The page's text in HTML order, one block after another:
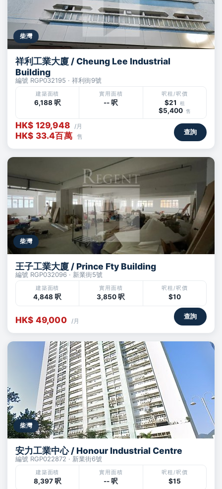
柴灣
祥利工業大廈 / Cheung Lee Industrial
Building
編號 RGP032195 · 祥利街9號
建築面積
6,188 呎
實用面積
-- 呎
呎租/呎價
$21 租
$5,400 售
HK$ 129,948 /月
HK$ 33.4百萬 售
查詢
柴灣
王子工業大廈 / Prince Fty Building
編號 RGP032096 · 新業街5號
建築面積
4,848 呎
實用面積
3,850 呎
呎租/呎價
$10
HK$ 49,000 /月
查詢
柴灣
安力工業中心 / Honour Industrial Centre
編號 RGP022872 · 新業街6號
建築面積
8,397 呎
實用面積
-- 呎
呎租/呎價
$15